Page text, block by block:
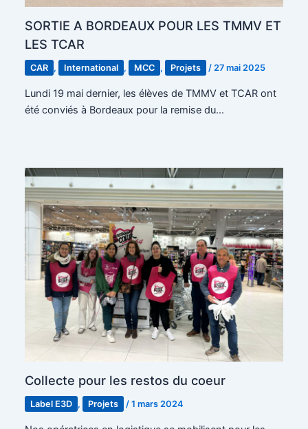
SORTIE A BORDEAUX POUR LES TMMV ET
LES TCAR
CAR , International , MCC , Projets /27 mai 2025
Lundi 19 mai dernier, les élèves de TMMV et TCAR ont
été conviés à Bordeaux pour la remise du…
Collecte pour les restos du coeur
Label E3D , Projets /1 mars 2024